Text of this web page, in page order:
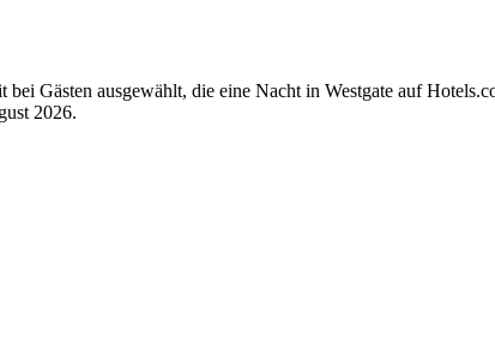
Gästen ausgewählt, die eine Nacht in Westgate auf
2026.